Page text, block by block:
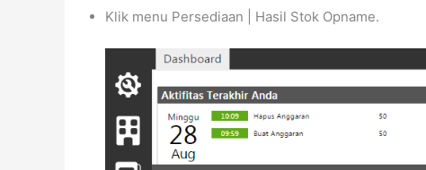
Klik menu Persediaan | Hasil Stok Opname.